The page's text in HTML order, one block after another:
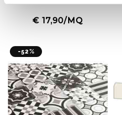
€ 17,90/MQ
-52%